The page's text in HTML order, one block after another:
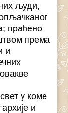
људи,
праћено
према
и
у коме
и